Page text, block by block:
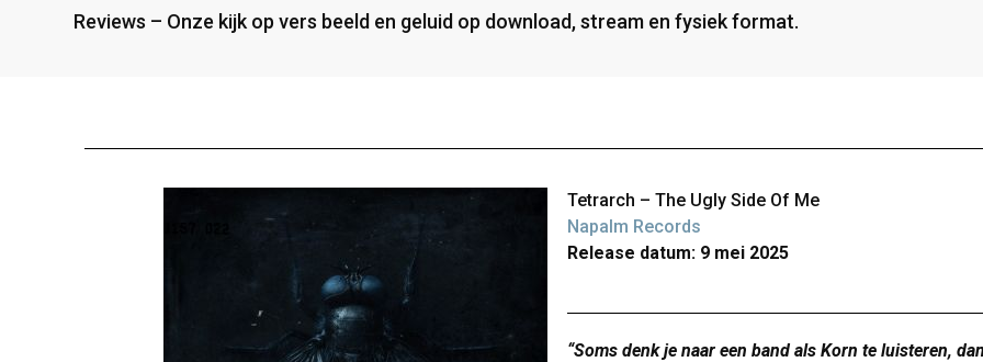
Reviews – Onze kijk op vers beeld en geluid op download, stream en fysiek format.
Tetrarch – The Ugly Side Of Me
Napalm Records
Release datum: 9 mei 2025
“Soms denk je naar een band als Korn te luisteren,